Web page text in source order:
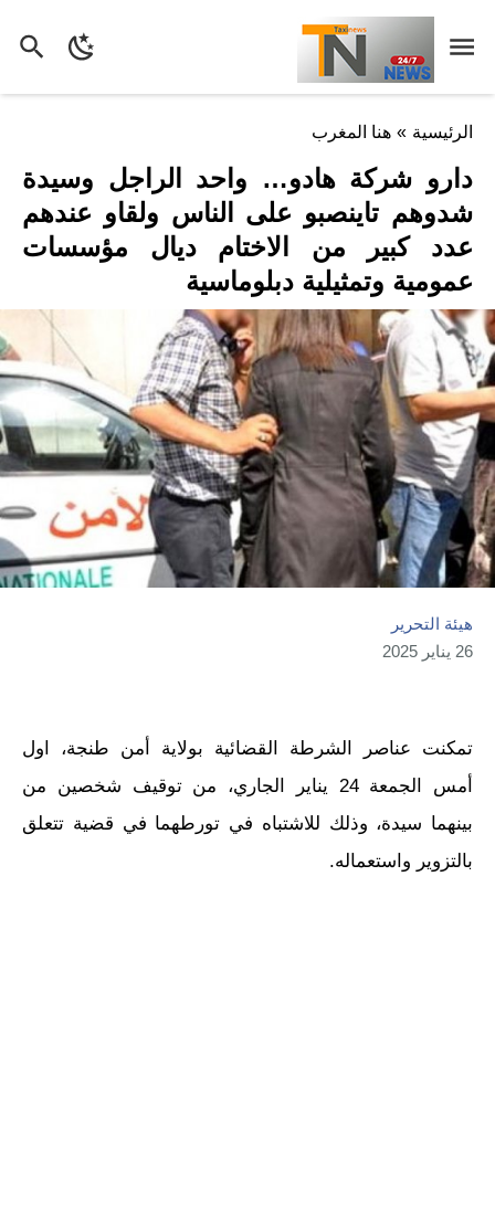
الرئيسية » هنا المغرب
دارو شركة هادو… واحد الراجل وسيدة
شدوهم تاينصبو على الناس ولقاو عندهم
عدد كبير من الاختام ديال مؤسسات
عمومية وتمثيلية دبلوماسية
هيئة التحرير
26 يناير 2025
تمكنت عناصر الشرطة القضائية بولاية أمن طنجة، اول
أمس الجمعة 24 يناير الجاري، من توقيف شخصين من
بينهما سيدة، وذلك للاشتباه في تورطهما في قضية تتعلق
بالتزوير واستعماله.